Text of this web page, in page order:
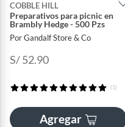
COBBLE HILL
Preparativos para picnic en
Brambly Hedge - 500 Pzs
Por Gandalf Store & Co
S/ 52.90
(1)
Agregar